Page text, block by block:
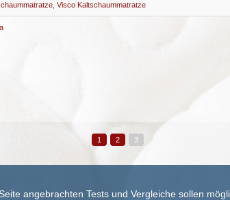
, Visco Kaltschaummatratze
1 2 3
angebrachten Tests und Vergleiche sollen